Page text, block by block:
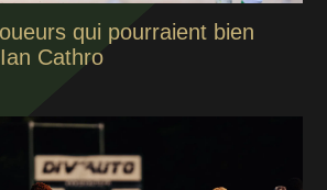
qui pourraient bien
Cathro